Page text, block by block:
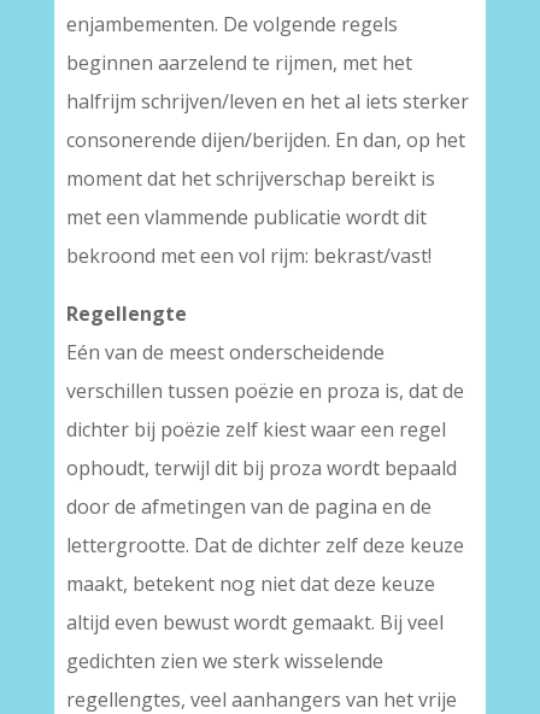
enjambementen. De volgende regels
beginnen aarzelend te rijmen, met het
halfrijm schrijven/leven en het al iets sterker
consonerende dijen/berijden. En dan, op het
moment dat het schrijverschap bereikt is
met een vlammende publicatie wordt dit
bekroond met een vol rijm: bekrast/vast!
Regellengte
Eén van de meest onderscheidende
verschillen tussen poëzie en proza is, dat de
dichter bij poëzie zelf kiest waar een regel
ophoudt, terwijl dit bij proza wordt bepaald
door de afmetingen van de pagina en de
lettergrootte. Dat de dichter zelf deze keuze
maakt, betekent nog niet dat deze keuze
altijd even bewust wordt gemaakt. Bij veel
gedichten zien we sterk wisselende
regellengtes, veel aanhangers van het vrije